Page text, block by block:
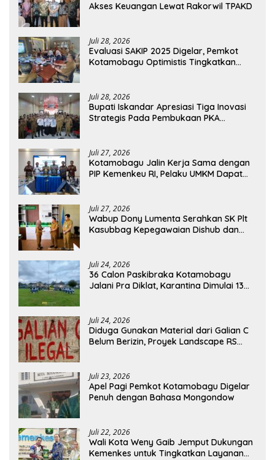
Akses Keuangan Lewat Rakorwil TPAKD
Juli 28, 2026
Evaluasi SAKIP 2025 Digelar, Pemkot
Kotamobagu Optimistis Tingkatkan
Juli 28, 2026
Bupati Iskandar Apresiasi Tiga Inovasi
Strategis Pada Pembukaan PKA
Juli 27, 2026
Kotamobagu Jalin Kerja Sama dengan
PIP Kemenkeu RI, Pelaku UMKM Dapat
Juli 27, 2026
Wabup Dony Lumenta Serahkan SK Plt
Kasubbag Kepegawaian Dishub dan
Juli 24, 2026
36 Calon Paskibraka Kotamobagu
Jalani Pra Diklat, Karantina Dimulai 13
Juli 24, 2026
Diduga Gunakan Material dari Galian C
Belum Berizin, Proyek Landscape RS
Juli 23, 2026
Apel Pagi Pemkot Kotamobagu Digelar
Penuh dengan Bahasa Mongondow
Juli 22, 2026
Wali Kota Weny Gaib Jemput Dukungan
Kemenkes untuk Tingkatkan Layanan